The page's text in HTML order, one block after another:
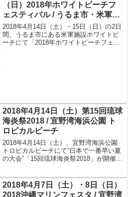
（日）2018年ホワイトビーチフ
ェスティバル / うるま市・米軍施
設ホワイトビーチ
2018年4月14日（土）・15日（日）の2日
間、うるま市にある米軍施設ホワイトビ
ーチにて「2018年ホワイトビーチフェス
2018年4月14日（土）第15回琉球
海炎祭2018 / 宜野湾海浜公園 ト
ロピカルビーチ
2018年4月14日（土）、宜野湾海浜公園
トロピカルビーチにて“日本で一番早い夏
の大会”「15回琉球海炎祭2018」が開催さ
2018年4月7日（土）・8日（日）
2018沖縄マリンフェスタ / 宜野湾